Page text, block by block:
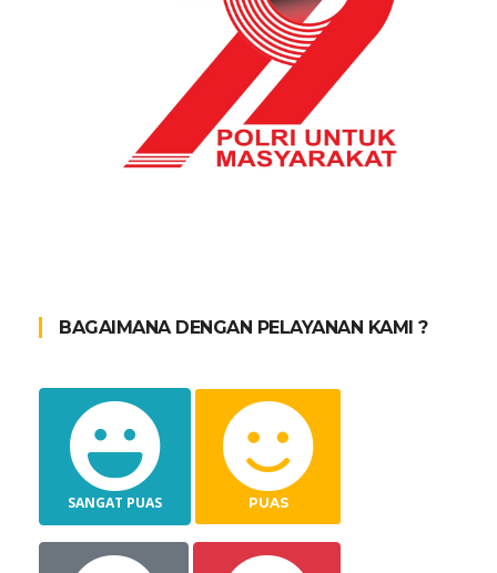
BAGAIMANA DENGAN PELAYANAN KAMI ?
SANGAT PUAS PUAS